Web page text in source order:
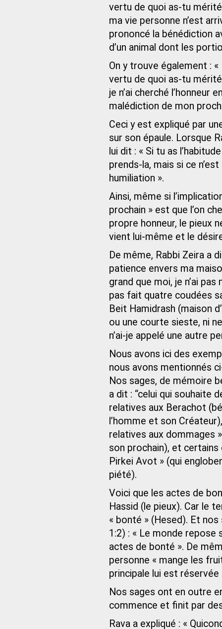
vertu de quoi as-tu
ma vie personne n’est
prononcé la bénédiction
d’un animal dont les
On y trouve également :
vertu de quoi as-tu
je n’ai cherché l’honneur
malédiction de mon
Ceci y est expliqué par
sur son épaule. Lorsque
lui dit : « Si tu as
prends-la, mais si ce
humiliation ».
Ainsi, même si
prochain » est que l’on
propre honneur, le pieux
vient lui-même et le
De même, Rabbi Zeira a
patience envers ma
grand que moi, je n’ai
pas fait quatre coudées
Beit Hamidrash (maison
ou une courte sieste, ni
n’ai-je appelé une autre
Nous avons ici des
nous avons mentionnés
Nos sages, de mémoire
a dit : “celui qui souhaite
relatives aux Berachot
l’homme et son
relatives aux dommages
son prochain), et certains
Pirkei Avot » (qui
piété).
Voici que les actes de
Hassid (le pieux). Car le
« bonté » (Hesed). Et
1:2) : « Le monde repose
actes de bonté ». De
personne « mange les
principale lui est réservée
Nos sages ont en outre
commence et finit par
Rava a expliqué : «